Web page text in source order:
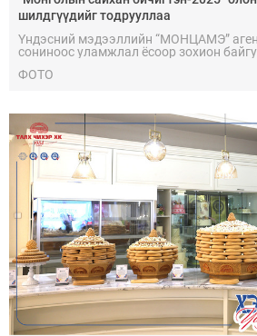
шилдгүүдийг тодрууллаа
Үндэсний мэдээллийн “МОНЦАМЭ”
сониноос уламжлал ёсоор зохион
тодорлоо.
ФОТО